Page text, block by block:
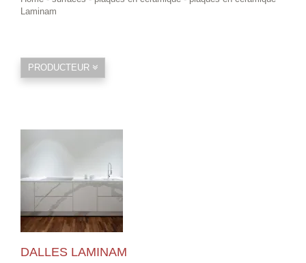
Laminam
PRODUCTEUR
DALLES LAMINAM